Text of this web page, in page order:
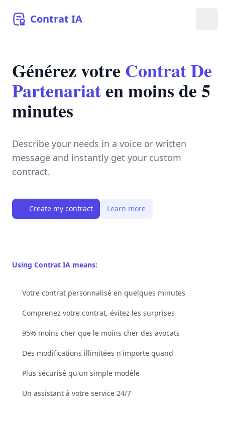
Contrat IA
Générez votre Contrat De
Partenariaten moins de 5
minutes
Describe your needs in a voice or written
message and instantly get your custom
contract.
Create my contract Learn more
Using Contrat IA means:
Votre contrat personnalisé en quelques minutes
Comprenez votre contrat, évitez les surprises
95% moins cher que le moins cher des avocats
Des modifications illimitées n'importe quand
Plus sécurisé qu'un simple modèle
Un assistant à votre service 24/7